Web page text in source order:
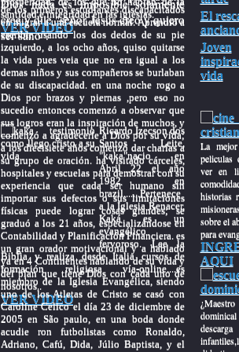
cree y dile "señor Jesus creo y quiero
ser sano".
santidad e integridad en las iglesias.
VER VIDEO
de los primeros estudiantes discapacitados
en migrar a una escuela normal. Aprendió a
escribir usando los dos dedos de su pie
izquierdo, a los ocho años, quiso quitarse
la vida pues veia que no era igual a los
demas niños y sus compañeros se burlaban
de su discapacidad. en una noche rogo a
Dios por brazos y piernas ,pero eso no
sucedio entonces comenzó a observar que
sus logros eran la inspiración de muchos, y
comenzó a agradecerle a Dios por su vida;
a los diecisiete años comenzó dar charlas a
su grupo de oración. ha visitado cárceles,
hospitales y escuelas para demostrar con su
experiencia que cada ser humano sin
importar sus defectos o sus limitaciones
físicas puede lograr cosas grandes; se
graduó a los 21 años, especializándose en
Contabilidad y Planificación Financiera. es
un gran orador motivacional y a hablado
ya en 4 Continentes hablando de su vida y
del plan que tiene Dios con cada uno de
nosotros..
VER VIDEO
Ricardo Izecson dos
Santos Leite,
"kaka"nacio en
Abril 22 el año
1982 en
brazil.......Pertenece
a la Iglesia Renacer,
Kaká es un
evangélico
fervoroso. Lee la
Biblia y realiza desde Italia cursos de
formación religiosa vía-online....es
miembro de la Iglesia Evangélica, siendo
uno de los Atletas de Cristo se casó con
Caroline Celico el día 23 de diciembre de
2005 en São paulo, en una boda donde
acudie ron futbolistas como Ronaldo,
Adriano, Cafú, Dida, Júlio Baptista, y el
El
Joven
vida
La
peliculas
ver en
historias
sobre el
para
AQUI